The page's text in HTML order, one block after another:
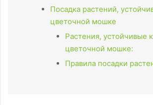
Посадка растений,
цветочной мошке
Растения, устойчивые к
цветочной мошке:
Правила посадки